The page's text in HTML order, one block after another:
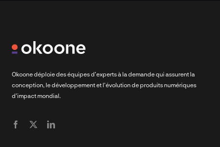
Okoone déploie des équipes d’experts à la demande qui assurent la
conception, le développement et l’évolution de produits numériques
d’impact mondial.